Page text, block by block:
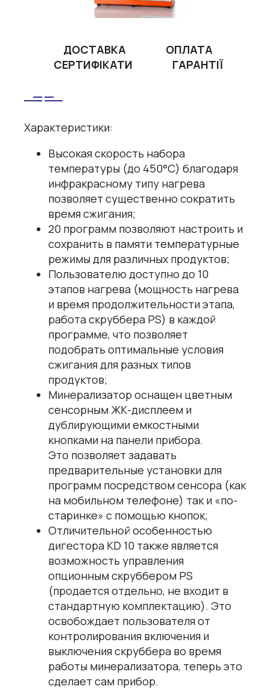
ДОСТАВКА
ОПЛАТА
СЕРТИФІКАТИ
ГАРАНТІЇ
Характеристики:
Высокая скорость набора
температуры (до 450°С) благодаря
инфракрасному типу нагрева
позволяет существенно сократить
время сжигания;
20 программ позволяют настроить и
сохранить в памяти температурные
режимы для различных продуктов;
Пользователю доступно до 10
этапов нагрева (мощность нагрева
и время продолжительности этапа,
работа скруббера PS) в каждой
программе, что позволяет
подобрать оптимальные условия
сжигания для разных типов
продуктов;
Минерализатор оснащен цветным
сенсорным ЖК-дисплеем и
дублирующими емкостными
кнопками на панели прибора.
Это позволяет задавать
предварительные установки для
программ посредством сенсора (как
на мобильном телефоне) так и «по-
старинке» с помощью кнопок;
Отличительной особенностью
дигестора KD 10 также является
возможность управления
опционным скруббером PS
(продается отдельно, не входит в
стандартную комплектацию). Это
освобождает пользователя от
контролирования включения и
выключения скруббера во время
работы минерализатора, теперь это
сделает сам прибор.